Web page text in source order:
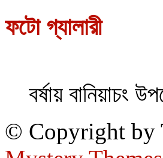
ফটো গ্যালারী
বর্ষায় বানিয়াচং
© Copyright